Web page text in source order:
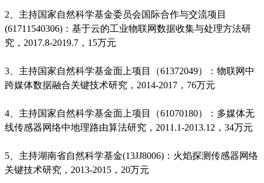
2、主持国家自然科学基金委员会国际合作与交流项目
(61711540306) ：基于云的工业物联网数据收集与处理方法研
究， 2017.8-2019.7 ， 15万元
3、主持国家自然科学基金面上项目 （61372049）
：物联网中
跨媒体数据融合关键技术研究， 2014-2017 ， 76万元
4、主持国家自然科学基金面上项目 （61070180）
：多媒体无
线传感器网络中地理路由算法研究， 2011.1-2013.12 ， 34万元
5、主持湖南省自然科学基金(13JJ8006) ：火焰探测传感器网络
关键技术研究， 2013-2015 ， 20万元